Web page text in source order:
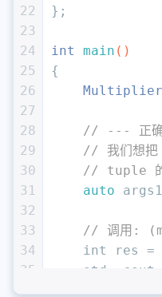
22
23
24
25
26
27
28
29
30
31
32
33
34
35
};
int main ()
{
// --- 正确
// 我们想
// tuple 的
auto
// 调用:
int
res =
std::cout